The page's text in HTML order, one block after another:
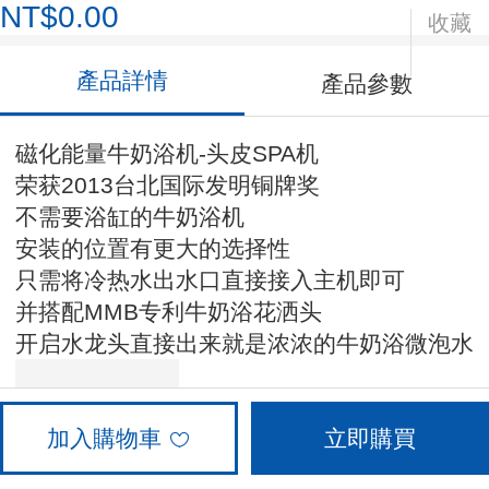
NT$0.00 收藏
產品詳情 產品參數
磁化能量牛奶浴机-头皮SPA机
荣获2013台北国际发明铜牌奖
不需要浴缸的牛奶浴机
安装的位置有更大的选择性
只需将冷热水出水口直接接入主机即可
并搭配MMB专利牛奶浴花洒头
开启水龙头直接出来就是浓浓的牛奶浴微泡水
加入購物車 立即購買